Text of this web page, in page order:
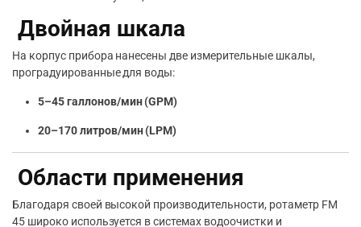
Двойная шкала
На корпус прибора нанесены две измерительные шкалы,
проградуированные для воды:
5–45 галлонов/мин (GPM)
20–170 литров/мин (LPM)
Области применения
Благодаря своей высокой производительности, ротаметр FM
45 широко используется в системах водоочистки и